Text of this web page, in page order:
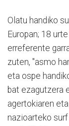
Olatu handiko
Europan; 18
erreferente
zuten, "asmo
eta ospe
bat ezagutzera
agertokiaren
nazioarteko